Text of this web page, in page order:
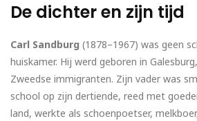
De dichter en zijn tijd
Carl Sandburg (1878–1967) was geen
huiskamer. Hij werd geboren in
Zweedse immigranten. Zijn vader was
school op zijn dertiende, reed met
land, werkte als schoenpoetser,